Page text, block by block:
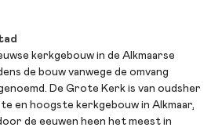
kerkgebouw in de Alkmaarse
de bouw vanwege de omvang
De Grote Kerk is van oudsher
en hoogste kerkgebouw in Alkmaar,
de eeuwen heen het meest in